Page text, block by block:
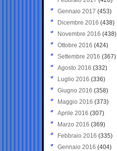
Gennaio 2017 (453)
Dicembre 2016 (438)
Novembre 2016 (438)
Ottobre 2016 (424)
Settembre 2016 (367)
Agosto 2016 (332)
Luglio 2016 (336)
Giugno 2016 (358)
Maggio 2016 (373)
Aprile 2016 (307)
Marzo 2016 (369)
Febbraio 2016 (335)
Gennaio 2016 (404)